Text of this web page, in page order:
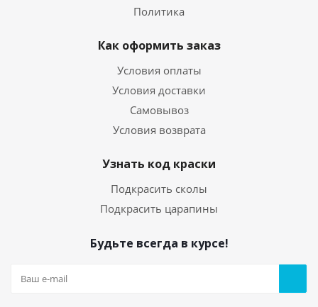
Политика
Как оформить заказ
Условия оплаты
Условия доставки
Самовывоз
Условия возврата
Узнать код краски
Подкрасить сколы
Подкрасить царапины
Будьте всегда в курсе!